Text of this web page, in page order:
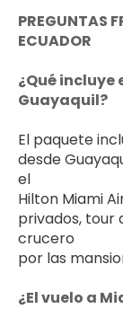
PREGUNTAS
ECUADOR
¿Qué incluye
Guayaquil?
El paquete
desde
el
Hilton Miami
privados,
crucero
por las
¿El vuelo a